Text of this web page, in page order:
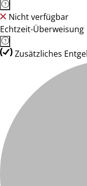
Nicht verfügbar
Echtzeit-Überweisung
Zusätzliches